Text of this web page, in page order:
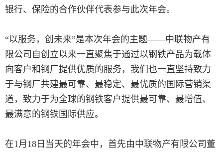
银行、保险的合作伙伴代表参与此次年会。
“以服务，创未来”是本次年会的主题——中联物产有
限公司自创立以来一直聚焦于通过以钢铁产品为载体
向客户和钢厂提供优质的服务，我们也一直坚持致力
于与钢厂共建最可靠、最稳定、最优质的国际营销渠
道，致力于为全球的钢铁客户提供最可靠、最增值、
最满意的钢铁国际供应。
在1月18日当天的年会中，首先由中联物产有限公司董